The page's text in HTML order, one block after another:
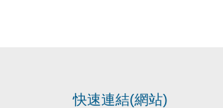
快速連結(網站)